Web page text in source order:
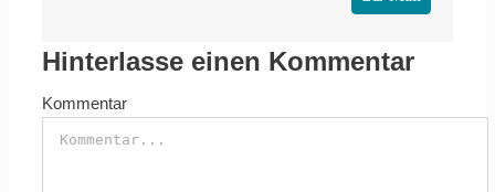
Hinterlasse einen Kommentar
Kommentar